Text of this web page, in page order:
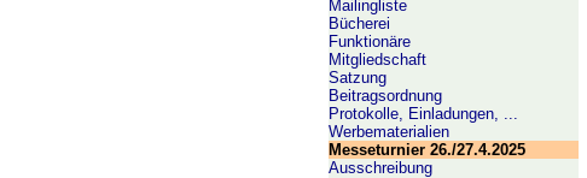
Mailingliste
Bücherei
Funktionäre
Mitgliedschaft
Satzung
Beitragsordnung
Protokolle, Einladungen, ...
Werbematerialien
Messeturnier 26./27.4.2025
Ausschreibung